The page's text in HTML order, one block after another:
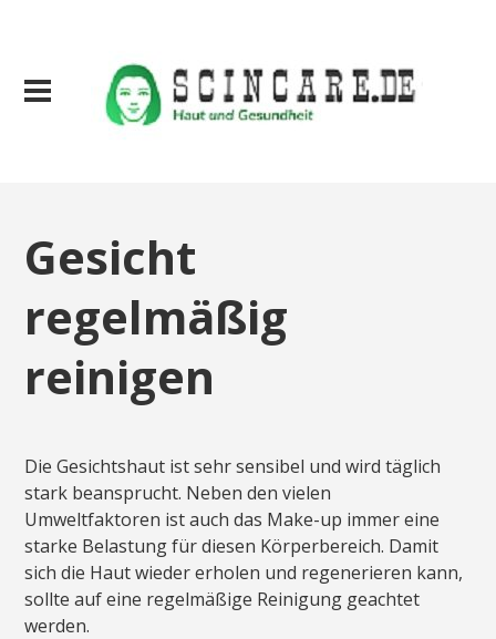
Gesicht
regelmäßig
reinigen
Die Gesichtshaut ist sehr sensibel und wird täglich
stark beansprucht. Neben den vielen
Umweltfaktoren ist auch das Make-up immer eine
starke Belastung für diesen Körperbereich. Damit
sich die Haut wieder erholen und regenerieren kann,
sollte auf eine regelmäßige Reinigung geachtet
werden.